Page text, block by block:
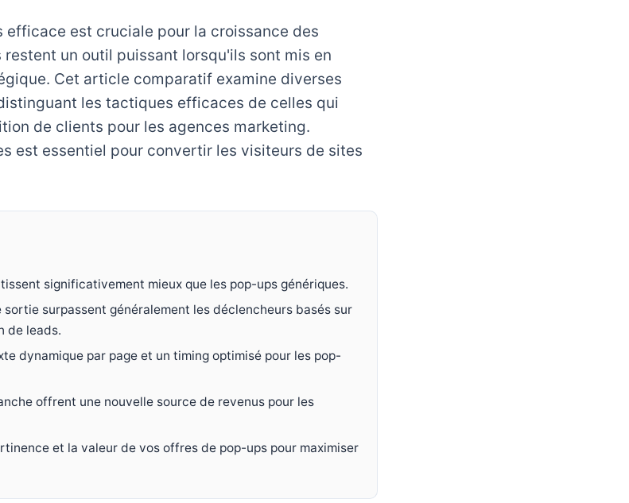
efficace est cruciale pour la croissance des
un outil puissant lorsqu'ils sont mis en
Cet article comparatif examine diverses
les tactiques efficaces de celles qui
de clients pour les agences marketing.
est essentiel pour convertir les visiteurs de sites
significativement mieux que les pop-ups génériques.
surpassent généralement les déclencheurs basés sur
de leads.
dynamique par page et un timing optimisé pour les pop-
offrent une nouvelle source de revenus pour les
et la valeur de vos offres de pop-ups pour maximiser